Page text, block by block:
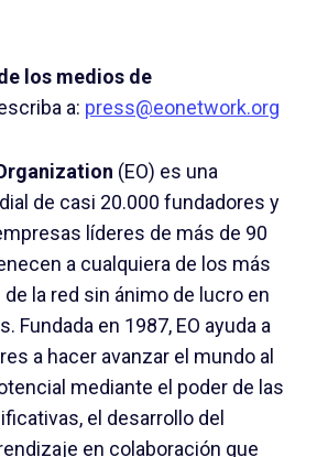
los medios de
a: press@eonetwork.org
(EO) es una
de casi 20.000 fundadores y
líderes de más de 90
a cualquiera de los más
la red sin ánimo de lucro en
Fundada en 1987, EO ayuda a
a hacer avanzar el mundo al
mediante el poder de las
el desarrollo del
en colaboración que